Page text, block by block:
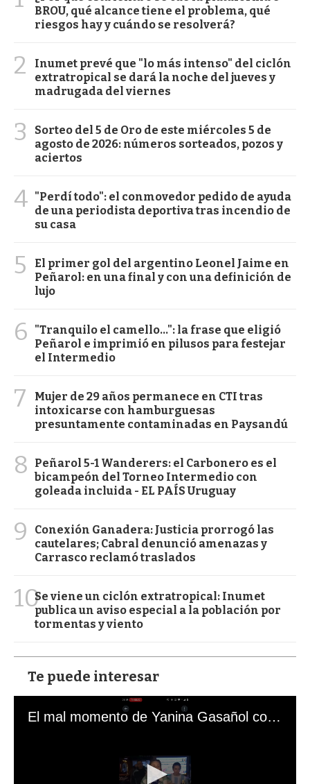
BROU, qué alcance tiene el problema, qué
riesgos hay y cuándo se resolverá?
2
Inumet prevé que "lo más intenso" del ciclón
extratropical se dará la noche del jueves y
madrugada del viernes
3
Sorteo del 5 de Oro de este miércoles 5 de
agosto de 2026: números sorteados, pozos y
aciertos
4 "Perdí todo": el conmovedor pedido de ayuda
de una periodista deportiva tras incendio de
su casa
5
El primer gol del argentino Leonel Jaime en
Peñarol: en una final y con una definición de
lujo
6
"Tranquilo el camello...": la frase que eligió
Peñarol e imprimió en pilusos para festejar
el Intermedio
7
Mujer de 29 años permanece en CTI tras
intoxicarse con hamburguesas
presuntamente contaminadas en Paysandú
8
Peñarol 5-1 Wanderers: el Carbonero es el
bicampeón del Torneo Intermedio con
goleada incluida - EL PAÍS Uruguay
9
Conexión Ganadera: Justicia prorrogó las
cautelares; Cabral denunció amenazas y
Carrasco reclamó traslados
10Se viene un ciclón extratropical: Inumet
publica un aviso especial a la población por
tormentas y viento
Te puede interesar
El mal momento de Yanina Gasañol con un hincha argentino en "Subrayado"